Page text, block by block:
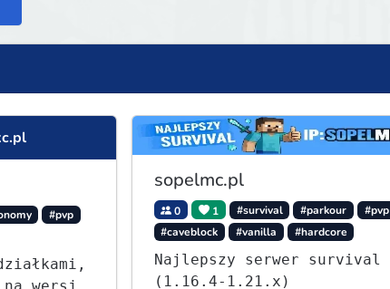
#pvp
sopelmc.pl
0 1 #survival #parkour
#pvp
#caveblock
#vanilla #hardcore
Najlepszy serwer survival
(1.16.4-1.21.x)